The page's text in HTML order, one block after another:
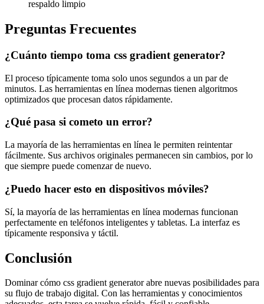
respaldo limpio
Preguntas Frecuentes
¿Cuánto tiempo toma css gradient generator?
El proceso típicamente toma solo unos segundos a un par de
minutos. Las herramientas en línea modernas tienen algoritmos
optimizados que procesan datos rápidamente.
¿Qué pasa si cometo un error?
La mayoría de las herramientas en línea le permiten reintentar
fácilmente. Sus archivos originales permanecen sin cambios, por lo
que siempre puede comenzar de nuevo.
¿Puedo hacer esto en dispositivos móviles?
Sí, la mayoría de las herramientas en línea modernas funcionan
perfectamente en teléfonos inteligentes y tabletas. La interfaz es
típicamente responsiva y táctil.
Conclusión
Dominar cómo css gradient generator abre nuevas posibilidades para
su flujo de trabajo digital. Con las herramientas y conocimientos